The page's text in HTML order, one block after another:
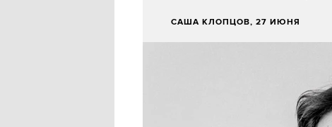
САША КЛОПЦОВ, 27 ИЮНЯ